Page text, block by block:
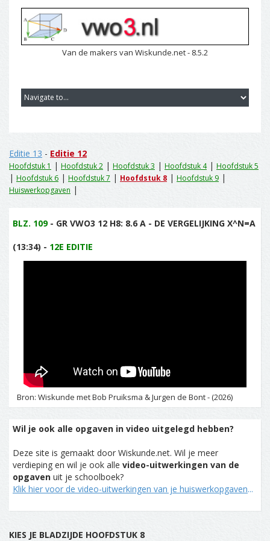
Van de makers van Wiskunde.net - 8.5.2
Editie 13 - Editie 12
Hoofdstuk 1 | Hoofdstuk 2 | Hoofdstuk 3 | Hoofdstuk 4| Hoofdstuk 5
| Hoofdstuk 6 | Hoofdstuk 7 | Hoofdstuk 8 | Hoofdstuk 9 |
Huiswerkopgaven |
BLZ. 109- GR VWO3 12 H8: 8.6 A - DE VERGELIJKING X^N=A
(13:34) - 12E EDITIE
Bron: Wiskunde met Bob Pruiksma & Jurgen de Bont - (2026)
Wil je ook alle opgaven in video uitgelegd hebben?
Deze site is gemaakt door Wiskunde.net. Wil je meer
verdieping en wil je ook alle video-uitwerkingen van de
opgaven uit je schoolboek?
Klik hier voor de video-uitwerkingen van je huiswerkopgaven...
KIES JE BLADZIJDE HOOFDSTUK 8